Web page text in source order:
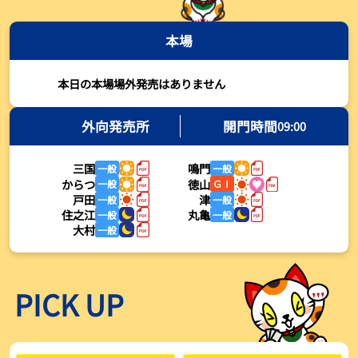
【とこなめボート・岩瀬仁紀さんコラム】最後は塚越海斗に注目、
【ボートレース】荒木颯斗が地元勢でただ１人優出果たす「地元で
初優勝したい」／常滑 - 日刊スポーツ
2026年08月03日
【ボートレース】４枠で優出の塚越海斗が強気節「攻めていくレー
スをします」／常滑 - 日刊スポーツ
2026年08月03日
【ボートレース】広瀬凜が接戦制して２着で優出「出足、回り足は
かなりいい状態」／常滑 - 日刊スポーツ
【とこなめボート】塚越海斗が優勝戦で脅威の伸びを披露する「合
2026年08月03日
本場
本日の本場場外発売はありません
外向発売所 開門時間09:00
三国一般 鳴門一般
からつ一般 徳山 ＧⅠ
戸田一般 津一般
住之江一般 丸亀一般
大村一般
PICK UP